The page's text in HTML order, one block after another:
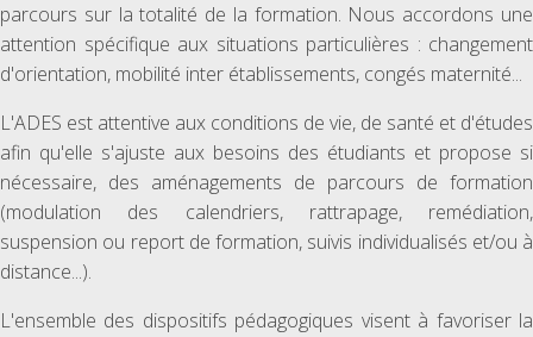
parcours sur la totalité de la formation. Nous accordons une
attention spécifique aux situations particulières : changement
d'orientation, mobilité inter établissements, congés maternité...
L'ADES est attentive aux conditions de vie, de santé et d'études
afin qu'elle s'ajuste aux besoins des étudiants et propose si
nécessaire, des aménagements de parcours de formation
(modulation des calendriers, rattrapage, remédiation,
suspension ou report de formation, suivis individualisés et/ou à
distance...).
L'ensemble des dispositifs pédagogiques visent à favoriser la